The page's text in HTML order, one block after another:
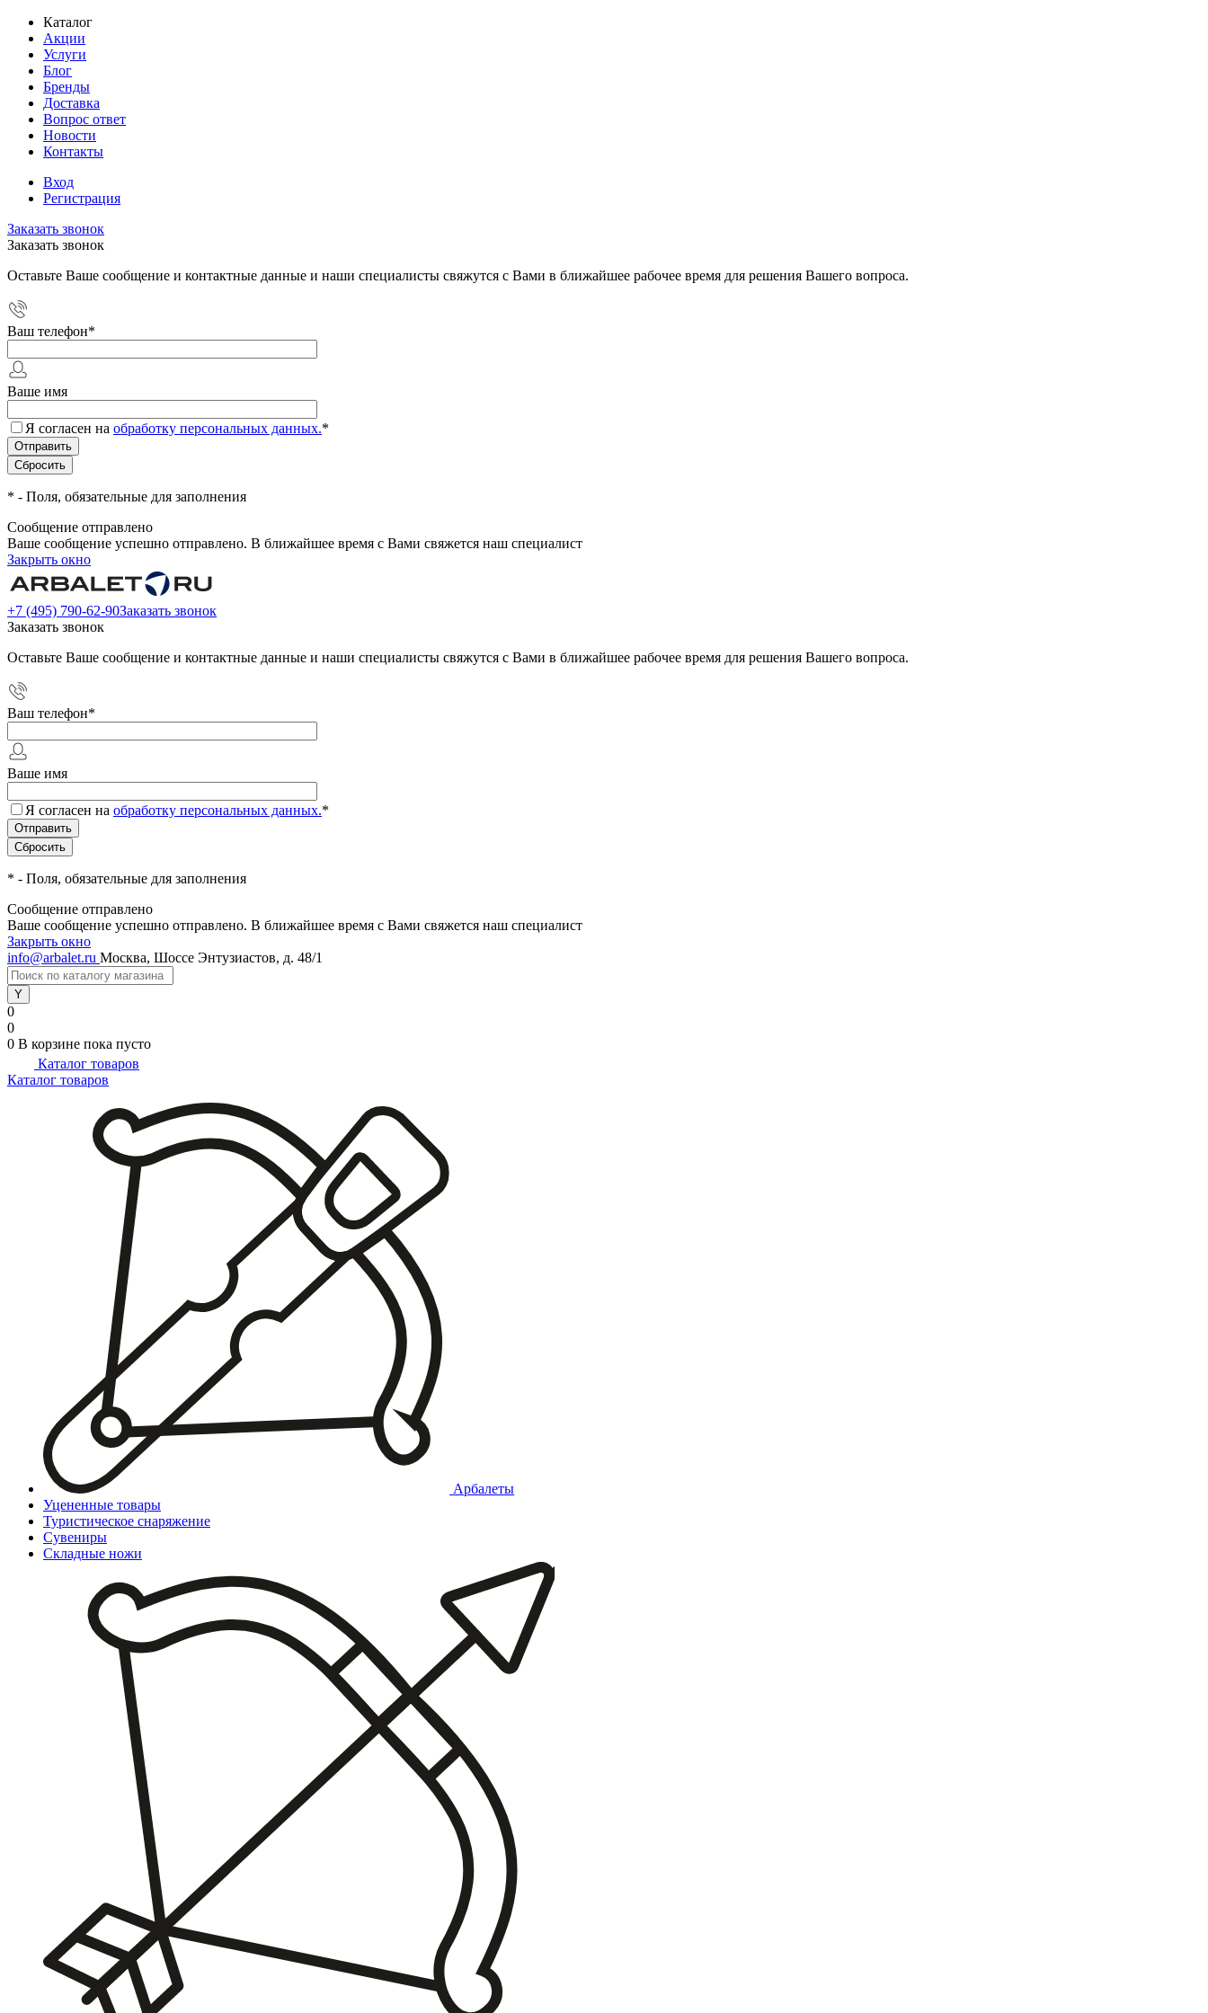
Каталог
Акции
Услуги
Блог
Бренды
Доставка
Вопрос ответ
Новости
Контакты
Вход
Регистрация
Заказать звонок
Заказать звонок
Оставьте Ваше сообщение и контактные данные и наши специалисты свяжутся с Вами в ближайшее рабочее время для решения Вашего вопроса.
Ваш телефон*
Ваше имя
Я согласен на обработку персональных данных.*
* - Поля, обязательные для заполнения
Сообщение отправлено
Ваше сообщение успешно отправлено. В ближайшее время с Вами свяжется наш специалист
Закрыть окно
+7 (495) 790-62-90Заказать звонок
Заказать звонок
Оставьте Ваше сообщение и контактные данные и наши специалисты свяжутся с Вами в ближайшее рабочее время для решения Вашего вопроса.
Ваш телефон*
Ваше имя
Я согласен на обработку персональных данных.*
* - Поля, обязательные для заполнения
Сообщение отправлено
Ваше сообщение успешно отправлено. В ближайшее время с Вами свяжется наш специалист
Закрыть окно
info@arbalet.ru Москва, Шоссе Энтузиастов, д. 48/1
0
0
0 В корзине пока пусто
Каталог товаров
Каталог товаров
Арбалеты
Уцененные товары
Туристическое снаряжение
Сувениры
Складные ножи